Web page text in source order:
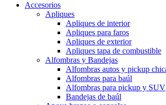
Accesorios
Apliques
Apliques de interior
Apliques para faros
Apliques de exterior
Apliques tapa de combustible
Alfombras y Bandejas
Alfombras autos y pickup
Alfombras para baúl
Alfombras para pickup y SUV
Bandejas de baúl